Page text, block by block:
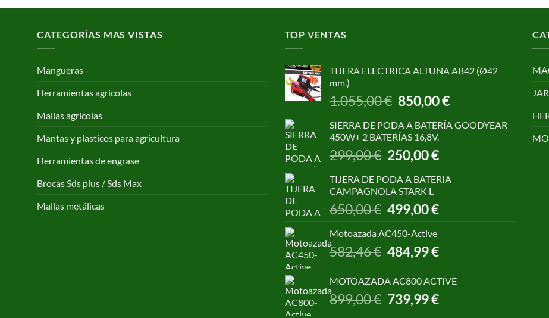
CATEGORÍAS MAS VISTAS
Mangueras
Herramientas agricolas
Mallas agricolas
Mantas y plasticos para agricultura
Herramientas de engrase
Brocas Sds plus / Sds Max
Mallas metálicas
TOP VENTAS
TIJERA ELECTRICA ALTUNA AB42 (Ø42
mm.)
1.055,00€ El
precio
original
era:
1.055,00 €.
850,00€El
actual
SIERRA DE PODA A BATERÍA GOODYEAR
450W+ 2 BATERÍAS 16,8V.
299,00€ El
precio
original
era:
299,00 €.
250,00€El
actual
250,00 €.
TIJERA DE PODA A BATERIA
CAMPAGNOLA STARK L
650,00€
El
precio
original
650,00 €.
499,00€El
499,00 €.
Motoazada AC450-Active
582,46€
El
precio
era:
582,46 €.
484,99€El
es:
484,99 €.
MOTOAZADA AC800 ACTIVE
899,00€ El
precio
739,99€El